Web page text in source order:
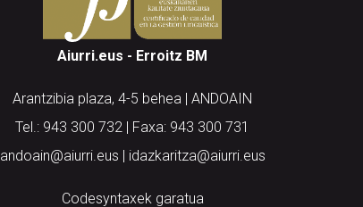
Aiurri.eus - Erroitz BM
Arantzibia plaza, 4-5 behea | ANDOAIN
Tel.: 943 300 732 | Faxa: 943 300 731
andoain@aiurri.eus | idazkaritza@aiurri.eus
Codesyntaxek garatua